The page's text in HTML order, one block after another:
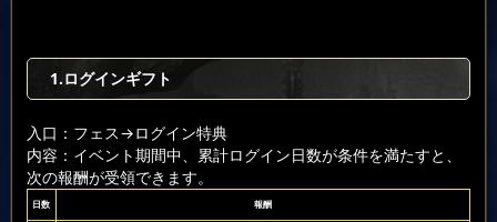
1.ログインギフト
入口：フェス→ログイン特典
内容：イベント期間中、累計ログイン日数が条件を満たすと、
次の報酬が受領できます。
日数 報酬